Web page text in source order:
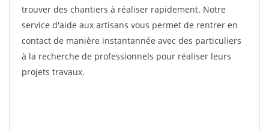
trouver des chantiers à réaliser rapidement. Notre
service d'aide aux artisans vous permet de rentrer en
contact de manière instantannée avec des particuliers
à la recherche de professionnels pour réaliser leurs
projets travaux.